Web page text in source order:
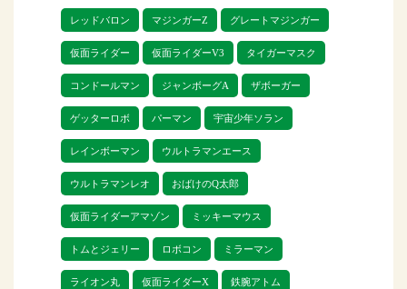
お品物が大量にある場合は、出張買取が
オススメです。
また、事前にお持ちの商品の金額が知り
たい場合は、お電話・メール・LINEから
事前査定を行うこともできます。
増田屋のおもちゃ・玩具を少しでも高く
売りたいなら、リトルゲージにぜひ査
定・買取のご依頼をお待ちしておりま
す。
レッドバロン マジンガーZ グレートマジンガー
仮面ライダー 仮面ライダーV3 タイガーマスク
コンドールマン ジャンボーグA ザボーガー
ゲッターロボ パーマン 宇宙少年ソラン
レインボーマン ウルトラマンエース
ウルトラマンレオ おばけのQ太郎
仮面ライダーアマゾン ミッキーマウス
トムとジェリー ロボコン ミラーマン
ライオン丸 仮面ライダーX 鉄腕アトム